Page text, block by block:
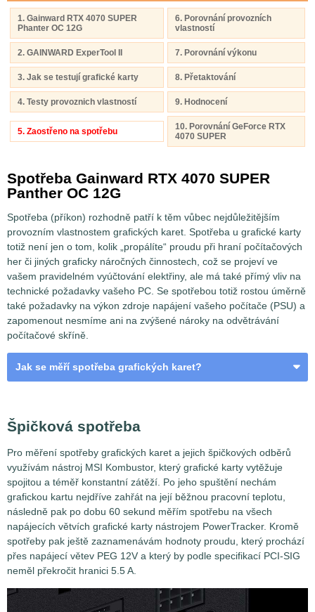
1. Gainward RTX 4070 SUPER
Phanter OC 12G
6. Porovnání provozních
vlastností
2. GAINWARD ExperTool II 7. Porovnání výkonu
3. Jak se testují grafické karty 8. Přetaktování
4. Testy provoznich vlastností 9. Hodnocení
5. Zaostřeno na spotřebu
10. Porovnání GeForce RTX
4070 SUPER
Spotřeba Gainward RTX 4070 SUPER
Panther OC 12G
Spotřeba (příkon) rozhodně patří k těm vůbec nejdůležitějším
provozním vlastnostem grafických karet. Spotřeba u grafické karty
totiž není jen o tom, kolik „propálíte“ proudu při hraní počítačových
her či jiných graficky náročných činnostech, což se projeví ve
vašem pravidelném vyúčtování elektřiny, ale má také přímý vliv na
technické požadavky vašeho PC. Se spotřebou totiž rostou úměrně
také požadavky na výkon zdroje napájení vašeho počítače (PSU) a
zapomenout nesmíme ani na zvýšené nároky na odvětrávání
počítačové skříně.
Jak se měří spotřeba grafických karet?
Měření spotřeby grafických karet není až tak jednoduchou
Špičková spotřeba
Pro měření spotřeby grafických karet a jejich špičkových odběrů
využívám nástroj MSI Kombustor, který grafické karty vytěžuje
spojitou a téměř konstantní zátěží. Po jeho spuštění nechám
grafickou kartu nejdříve zahřát na její běžnou pracovní teplotu,
následně pak po dobu 60 sekund měřím spotřebu na všech
napájecích větvích grafické karty nástrojem PowerTracker. Kromě
spotřeby pak ještě zaznamenávám hodnoty proudu, který prochází
přes napájecí větev PEG 12V a který by podle specifikací PCI-SIG
neměl překročit hranici 5.5 A.